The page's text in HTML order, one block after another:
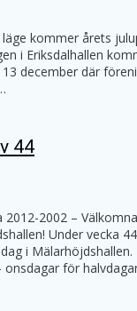
kommer årets
i Eriksdalhallen
december där
44
2002 –
Under vecka
i
onsdagar för